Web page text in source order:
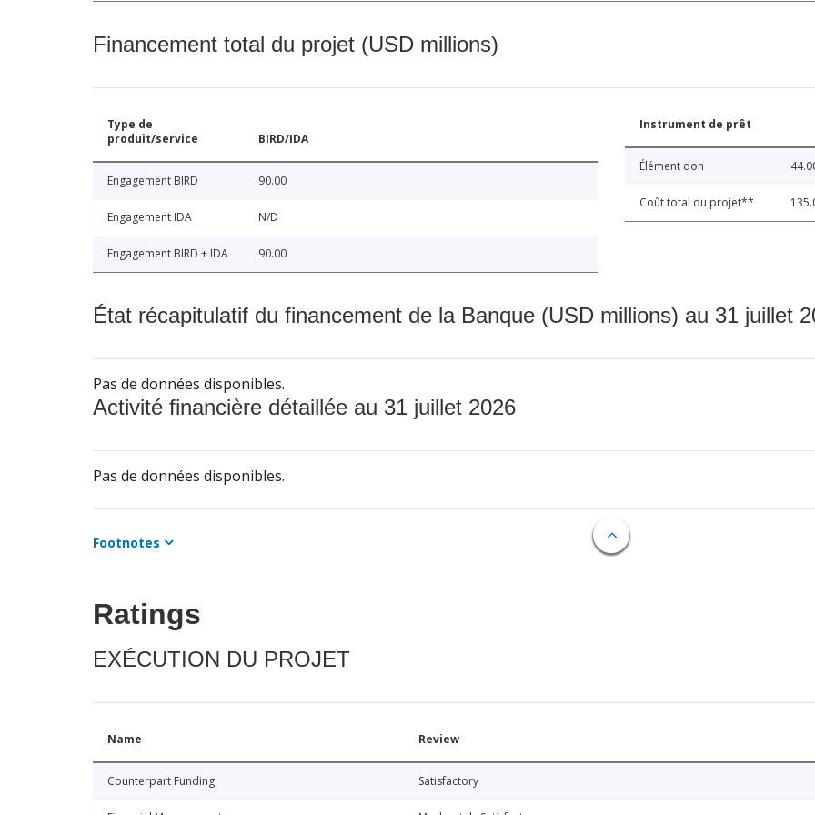
Financement total du projet (USD millions)
Type de
produit/service
BIRD/IDA
Engagement BIRD 90.00
Engagement IDA N/D
Engagement BIRD + IDA 90.00
Instrument de prêt
Élément don
Coût total du projet**
État récapitulatif du financement de la Banque (USD millions) au 31 juillet
Pas de données disponibles.
Activité financière détaillée au 31 juillet 2026
Pas de données disponibles.
Footnotes
Ratings
EXÉCUTION DU PROJET
Name Review
Counterpart Funding Satisfactory